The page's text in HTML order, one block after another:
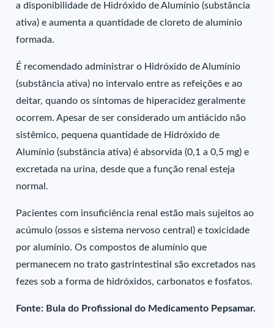
a disponibilidade de Hidróxido de Alumínio (substância
ativa) e aumenta a quantidade de cloreto de alumínio
formada.
É recomendado administrar o Hidróxido de Alumínio
(substância ativa) no intervalo entre as refeições e ao
deitar, quando os sintomas de hiperacidez geralmente
ocorrem. Apesar de ser considerado um antiácido não
sistêmico, pequena quantidade de Hidróxido de
Alumínio (substância ativa) é absorvida (0,1 a 0,5 mg) e
excretada na urina, desde que a função renal esteja
normal.
Pacientes com insuficiência renal estão mais sujeitos ao
acúmulo (ossos e sistema nervoso central) e toxicidade
por alumínio. Os compostos de alumínio que
permanecem no trato gastrintestinal são excretados nas
fezes sob a forma de hidróxidos, carbonatos e fosfatos.
Fonte: Bula do Profissional do Medicamento Pepsamar.